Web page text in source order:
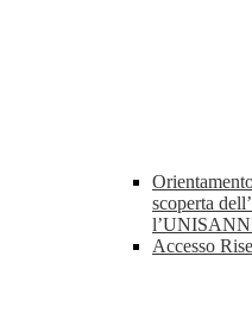
scoperta
Accesso